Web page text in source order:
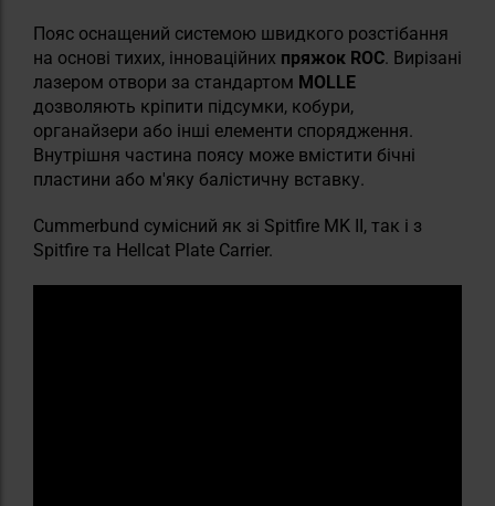
Пояс оснащений системою швидкого розстібання
на основі тихих, інноваційних пряжок ROC. Вирізані
лазером отвори за стандартом MOLLE
дозволяють кріпити підсумки, кобури,
органайзери або інші елементи спорядження.
Внутрішня частина поясу може вмістити бічні
пластини або м'яку балістичну вставку.
Cummerbund сумісний як зі Spitfire MK II, так і з
Spitfire та Hellcat Plate Carrier.